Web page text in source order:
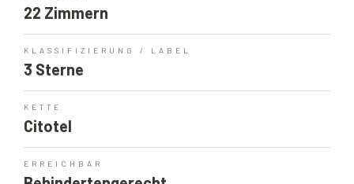
22 Zimmern
KLASSIFIZIERUNG / LABEL
3 Sterne
KETTE
Citotel
ERREICHBAR